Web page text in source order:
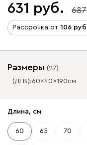
631 687
Рассрочка от 106
Размеры (27)
(ДГВ):60 ✕40 ✕190см
Длина, см
60 65 70